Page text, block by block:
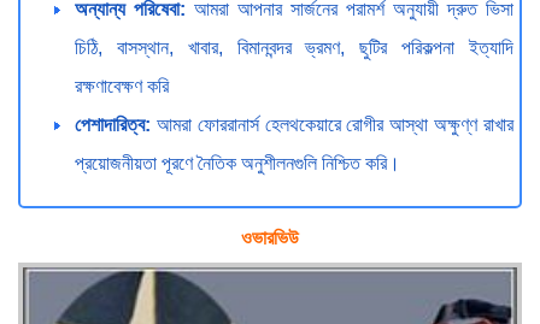
অন্যান্য পরিষেবা: আমরা আপনার সার্জনের পরামর্শ অনুযায়ী দ্রুত ভিসা
চিঠি, বাসস্থান, খাবার, বিমানবন্দর ভ্রমণ, ছুটির পরিকল্পনা ইত্যাদি
রক্ষণাবেক্ষণ করি
পেশাদারিত্ব: আমরা ফোররানার্স হেলথকেয়ারে রোগীর আস্থা অক্ষুণ্ণ রাখার
প্রয়োজনীয়তা পূরণে নৈতিক অনুশীলনগুলি নিশ্চিত করি।
ওভারভিউ